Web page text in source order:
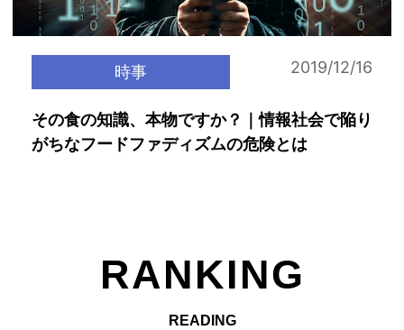
時事 2019/12/16
その食の知識、本物ですか？｜情報社会で陥り
がちなフードファディズムの危険とは
RANKING
READING